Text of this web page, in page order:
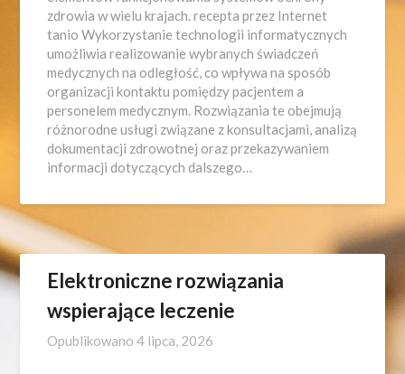
zdrowia w wielu krajach. recepta przez Internet
tanio Wykorzystanie technologii informatycznych
umożliwia realizowanie wybranych świadczeń
medycznych na odległość, co wpływa na sposób
organizacji kontaktu pomiędzy pacjentem a
personelem medycznym. Rozwiązania te obejmują
różnorodne usługi związane z konsultacjami, analizą
dokumentacji zdrowotnej oraz przekazywaniem
informacji dotyczących dalszego…
Elektroniczne rozwiązania
wspierające leczenie
Opublikowano4 lipca, 2026